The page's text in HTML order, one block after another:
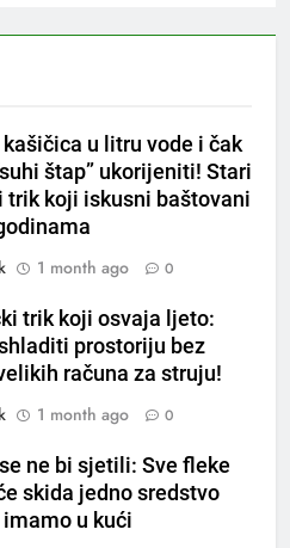
kašičica u litru vode i čak
štap” ukorijeniti! Stari
trik koji iskusni baštovani
1 month ago 0
trik koji osvaja ljeto:
prostoriju bez
računa za struju!
1 month ago 0
ne bi sjetili: Sve fleke
skida jedno sredstvo
imamo u kući
JETRE: Uzmite gutljaj
stomak i crijeva će
kao sat, zaboravit ćete na
varenje
su njihova glavna
Ljudi rođeni u ova
najviše vole ogovarati
smreke – prirodni
koji se često spominje
bolesti